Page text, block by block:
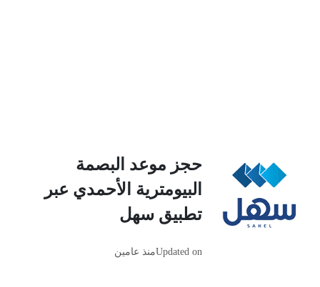
حجز موعد البصمة
البيومترية الأحمدي عبر
تطبيق سهل
Updated onمنذ عامين